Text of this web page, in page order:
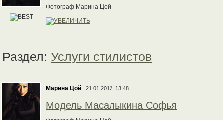
Фотограф Марина Цой
Раздел: Услуги стилистов
Марина Цой 21.01.2012, 13:48
Модель Масалыкина Софья